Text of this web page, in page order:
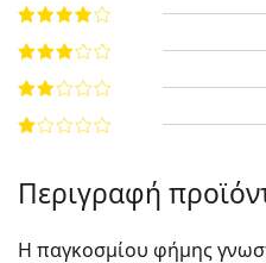
Περιγραφή
Η παγκοσμίου φήμης